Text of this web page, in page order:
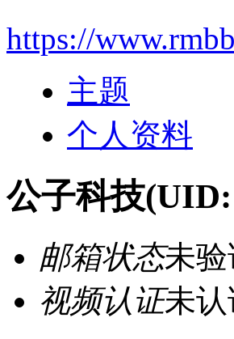
https://
主题
个人资料
公子科技(UID:
邮箱状态未验
视频认证未认